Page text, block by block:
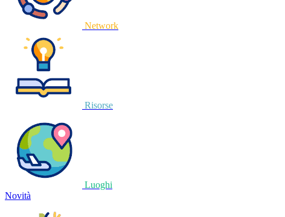
Network
Risorse
Luoghi
Novità